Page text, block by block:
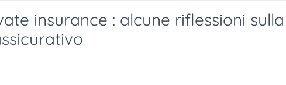
insurance : alcune riflessioni